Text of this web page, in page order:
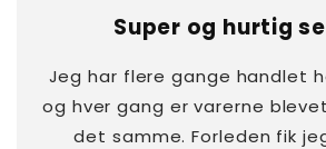
Super og hurtig
Jeg har flere gange handlet
og hver gang er varerne
det samme. Forleden fik